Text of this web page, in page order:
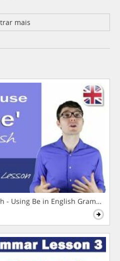
mais
- Using Be in English Grammar